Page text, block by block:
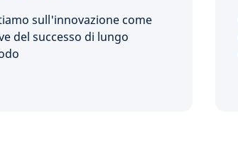
sull'innovazione come
del successo di lungo